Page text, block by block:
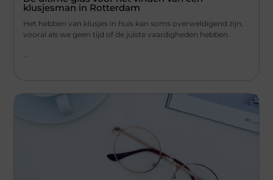
klusjesman in Rotterdam
Het hebben van klusjes in huis kan soms overweldigend zijn,
vooral als we geen tijd of de juiste vaardigheden hebben.